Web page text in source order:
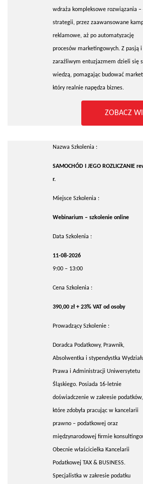
wdraża kompleksowe rozwiązania –
strategii, przez zaawansowane
reklamowe, aż po automatyzację
procesów marketingowych. Z pasją i
zaraźliwym entuzjazmem dzieli się
wiedzą, pomagając budować
który realnie napędza biznes.
ZOBACZ
Nazwa Szkolenia :
SAMOCHÓD I JEGO ROZLICZANIE
r.
Miejsce Szkolenia :
Webinarium – szkolenie online
Data Szkolenia :
11-08-2026
9:00 – 13:00
Cena Szkolenia :
390,00 zł + 23% VAT od osoby
Prowadzący Szkolenie :
Doradca Podatkowy, Prawnik,
Absolwentka i stypendystka
Prawa i Administracji Uniwersytetu
Śląskiego. Posiada 16-letnie
doświadczenie w zakresie podatków,
które zdobyła pracując w kancelarii
prawno – podatkowej oraz
międzynarodowej firmie
Obecnie właścicielka Kancelarii
Podatkowej TAX & BUSINESS.
Specjalistka w zakresie podatku